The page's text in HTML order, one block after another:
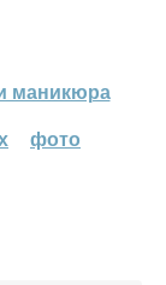
маникюра
фото